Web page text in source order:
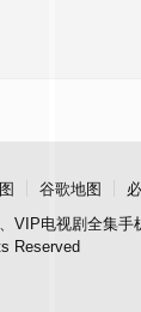
谷歌地图
VIP电视剧全集手
Reserved